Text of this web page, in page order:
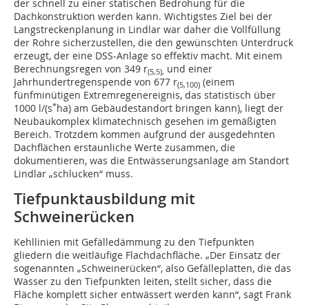
der schnell zu einer statischen Bedrohung für die
Dachkonstruktion werden kann. Wichtigstes Ziel bei der
Langstreckenplanung in Lindlar war daher die Vollfüllung
der Rohre sicherzustellen, die den gewünschten Unterdruck
erzeugt, der eine DSS-Anlage so effektiv macht. Mit einem
Berechnungsregen von 349 r(5,5), und einer
Jahrhundertregenspende von 677 r(5,100) (einem
fünfminütigen Extremregenereignis, das statistisch über
1000 l/(s*ha) am Gebäudestandort bringen kann), liegt der
Neubaukomplex klimatechnisch gesehen im gemäßigten
Bereich. Trotzdem kommen aufgrund der ausgedehnten
Dachflächen erstaunliche Werte zusammen, die
dokumentieren, was die Entwässerungsanlage am Standort
Lindlar „schlucken“ muss.
Tiefpunktausbildung mit
Schweinerücken
Kehllinien mit Gefälledämmung zu den Tiefpunkten
gliedern die weitläufige Flachdachfläche. „Der Einsatz der
sogenannten „Schweinerücken“, also Gefälleplatten, die das
Wasser zu den Tiefpunkten leiten, stellt sicher, dass die
Fläche komplett sicher entwässert werden kann“, sagt Frank